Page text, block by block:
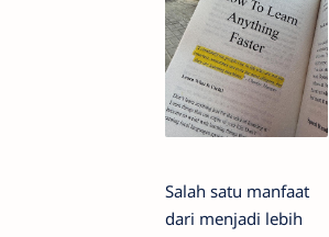
Salah satu manfaat
dari menjadi lebih